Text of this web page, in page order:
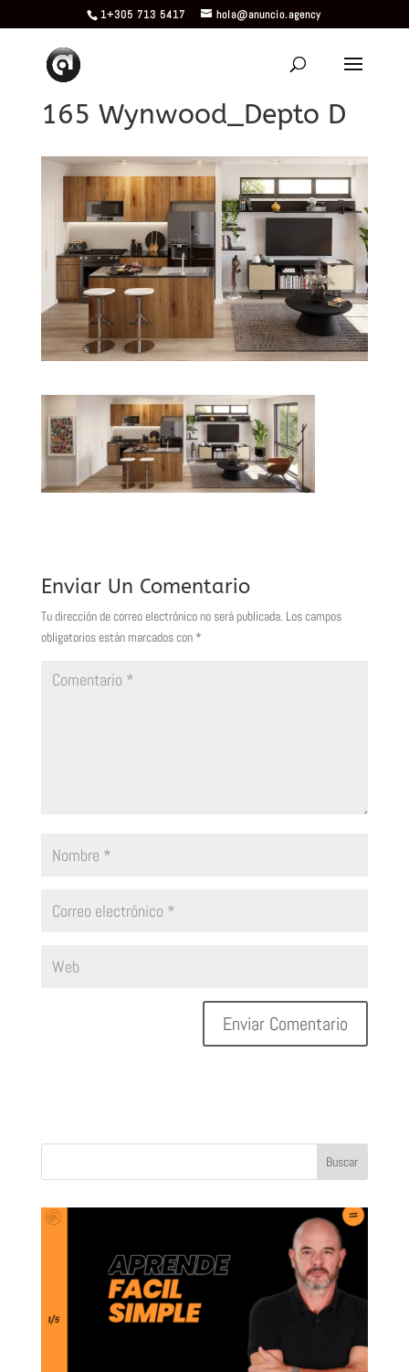
1+305 713 5417 hola@anuncio.agency
165 Wynwood_Depto D
Enviar Un Comentario
Tu dirección de correo electrónico no será publicada. Los campos
obligatorios están marcados con *